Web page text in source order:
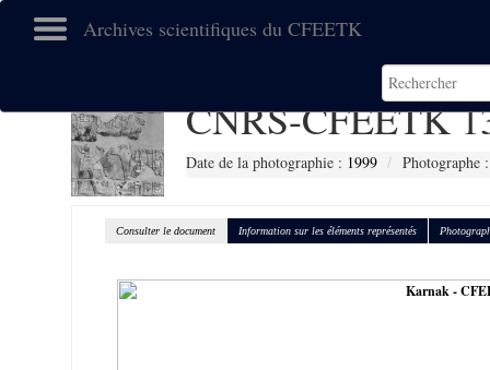
Archives scientifiques du CFEETK
CNRS-CFEETK
Date de la photographie : 1999 Photographe
Consulter le document Information sur les éléments représentés